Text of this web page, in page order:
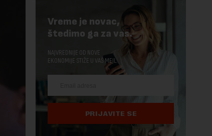
Vreme je novac,
štedimo ga za vas.
NAJVREDNIJE OD NOVE
EKONOMIJE STIŽE U VAŠ MEJL.
PRIJAVITE SE